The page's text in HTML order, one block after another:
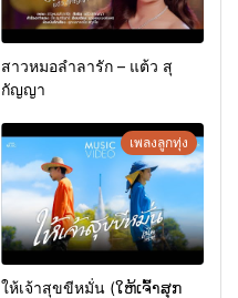
สาวหมอลำลารัก – แต้ว สุ
กัญญา
เพลงลูกทุ่ง
ให้เจ้าสุขขีหมั่น (ໃຫ້ເຈົ້າສຸກ